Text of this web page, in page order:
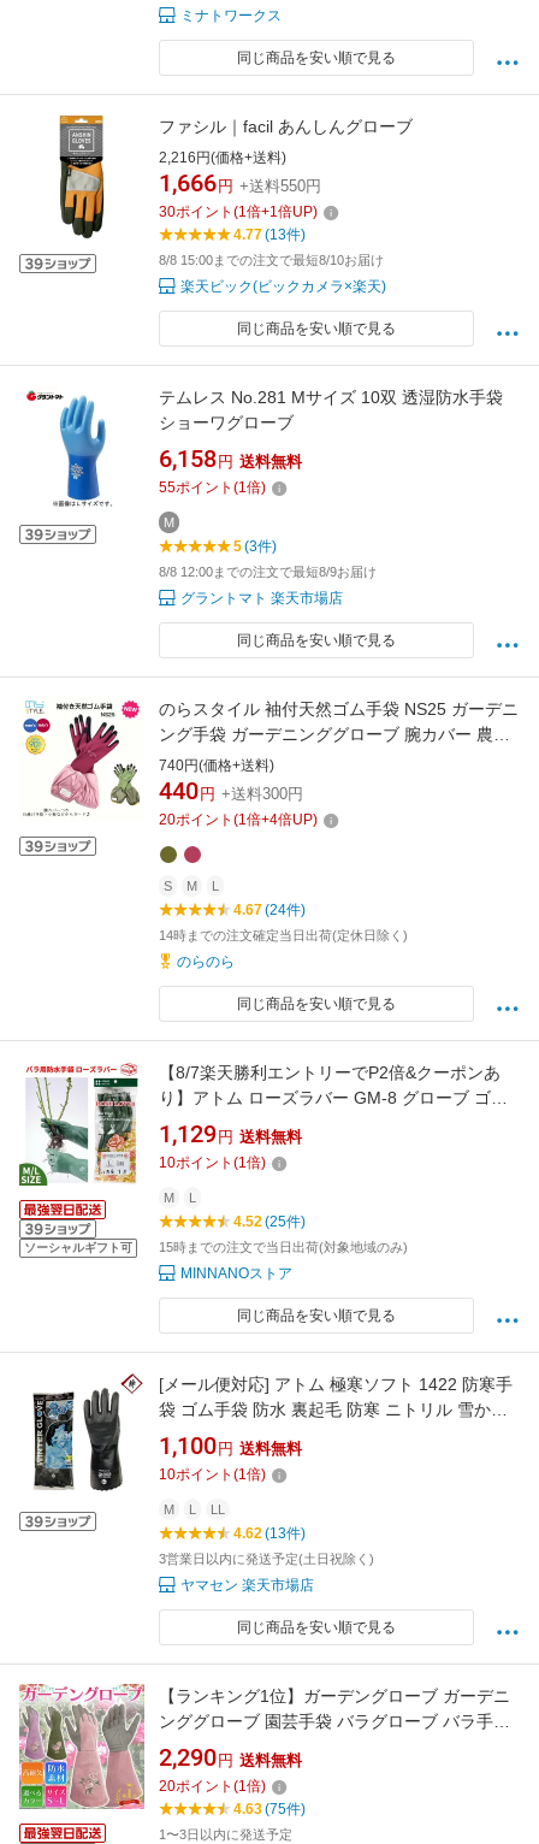
ミナトワークス
同じ商品を安い順で見る
ファシル｜facil あんしんグローブ
2,216円(価格+送料)
1,666 円 +送料550円
30ポイント (1倍+1倍UP)
4.77(13件)
8/8 15:00までの注文で最短8/10お届け
楽天ビック(ビックカメラ×楽天)
同じ商品を安い順で見る
テムレス No.281 Mサイズ 10双 透湿防水手袋
ショーワグローブ
6,158 円 送料無料
55ポイント (1倍)
M
5(3件)
8/8 12:00までの注文で最短8/9お届け
グラントマト 楽天市場店
同じ商品を安い順で見る
のらスタイル 袖付天然ゴム手袋 NS25 ガーデニ
ング手袋 ガーデニンググローブ 腕カバー 農作
業 農業女子 レディース メンズ ガーデニング ア
ウトドア 倉庫作業 掃除 紫外線対策 UVカット
740円(価格+送料)
440 円 +送料300円
20ポイント (1倍+4倍UP)
S M L
4.67(24件)
14時までの注文確定当日出荷(定休日除く)
のらのら
同じ商品を安い順で見る
ソーシャルギフト可
【8/7楽天勝利エントリーでP2倍&クーポンあ
り】アトム ローズラバー GM-8 グローブ ゴム
手袋 手袋 軍手 ATOM バラ用手袋 剪定 掃除 園
芸 とげ防止 棘 作業 植物 剪定 ガーデニング 農
作業 ツタ つる バラ トゲ バラ 薔薇 サボテン
1,129 円 送料無料
10ポイント (1倍)
M L
4.52(25件)
15時までの注文で当日出荷(対象地域のみ)
MINNANOストア
同じ商品を安い順で見る
[メール便対応] アトム 極寒ソフト 1422 防寒手
袋 ゴム手袋 防水 裏起毛 防寒 ニトリル 雪かき
運搬 洗車 作業 現場 キャンプ アウトドア 登山
冬用 除雪 軽量 滑り止め メンズ M/L/LL アトム
黒 ブラック ATOM
1,100 円 送料無料
10ポイント (1倍)
M L LL
4.62(13件)
3営業日以内に発送予定(土日祝除く)
ヤマセン 楽天市場店
同じ商品を安い順で見る
【ランキング1位】ガーデングローブ ガーデニ
ンググローブ 園芸手袋 バラグローブ バラ手袋
バラ 薔薇 ガーデニング 園芸 手袋 花柄 刺繍
トゲ 長袖 ロングタイプ 農作業 植物 剪定
2,290 円 送料無料
20ポイント (1倍)
4.63(75件)
1〜3日以内に発送予定